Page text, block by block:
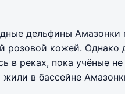
дельфины Амазонки
розовой кожей. Однако
в реках, пока учёные
в бассейне